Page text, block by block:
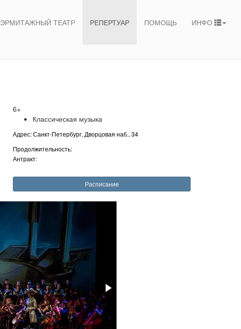
ЭРМИТАЖНЫЙ ТЕАТР РЕПЕРТУАР ПОМОЩЬ ИНФО
6+
Классическая музыка
Адрес: Санкт-Петербург, Дворцовая наб., 34
Продолжительность:
Антракт:
Расписание